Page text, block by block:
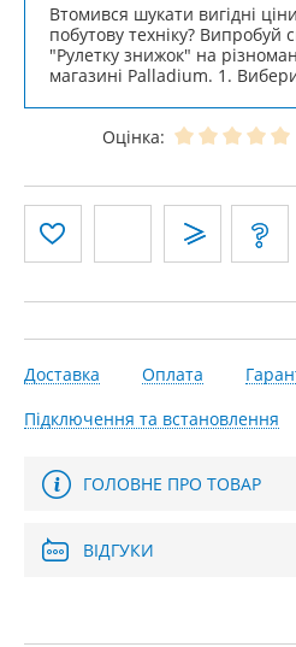
Втомився шукати вигідні
побутову техніку? Випробуй
"Рулетку знижок" на
магазині Palladium. 1.
Оцінка:
Доставка Оплата
Підключення та встановлення
ГОЛОВНЕ ПРО ТОВАР
ВІДГУКИ